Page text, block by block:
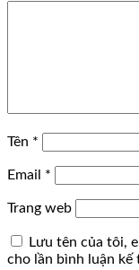
Tên *
Email *
Trang web
Lưu tên của tôi,
cho lần bình luận kế